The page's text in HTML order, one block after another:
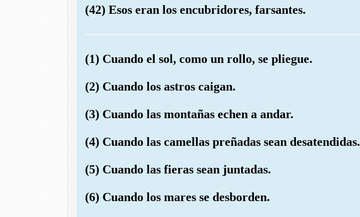
(42) Esos eran los encubridores, farsantes.
(1) Cuando el sol, como un rollo, se pliegue.
(2) Cuando los astros caigan.
(3) Cuando las montañas echen a andar.
(4) Cuando las camellas preñadas sean desatendidas.
(5) Cuando las fieras sean juntadas.
(6) Cuando los mares se desborden.